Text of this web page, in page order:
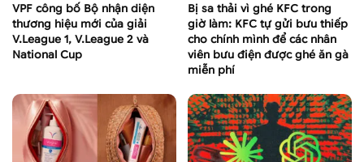
VPF công bố Bộ nhận diện
thương hiệu mới của giải
V.League 1, V.League 2 và
National Cup
Bị sa thải vì ghé KFC trong
giờ làm: KFC tự gửi bưu thiếp
cho chính mình để các nhân
viên bưu điện được ghé ăn gà
miễn phí